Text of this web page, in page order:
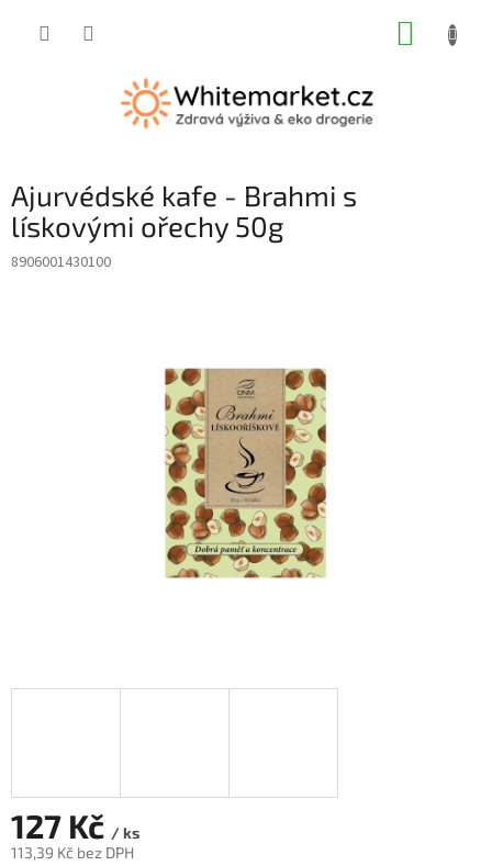
Ajurvédské kafe - Brahmi s
lískovými ořechy 50g
8906001430100
127 Kč / ks
113,39 Kč bez DPH